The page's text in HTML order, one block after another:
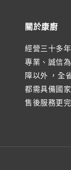
關於康廚
經營三十多
專業、誠信
障以外 ，全
都需具備國
售後服務更